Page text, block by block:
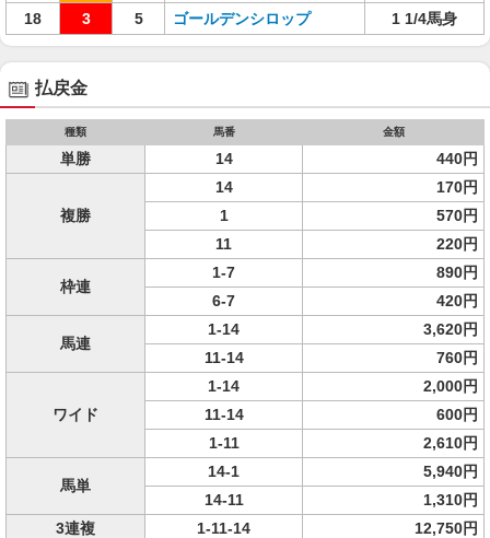
18
3 5 ゴールデンシロップ 1 1/4馬身
払戻金
種類 馬番 金額
単勝 14 440円
複勝
14
170円
1
570円
11
220円
枠連
1-7
890円
6-7
420円
馬連
1-14
3,620円
11-14
760円
ワイド
1-14
2,000円
11-14
600円
1-11
2,610円
馬単
14-1
5,940円
14-11
1,310円
3連複
1-11-14 12,750円